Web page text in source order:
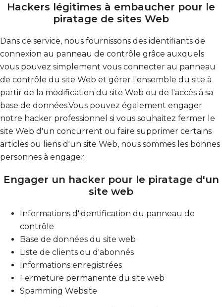
Hackers légitimes à embaucher pour le
piratage de sites Web
Dans ce service, nous fournissons des identifiants de
connexion au panneau de contrôle grâce auxquels
vous pouvez simplement vous connecter au panneau
de contrôle du site Web et gérer l'ensemble du site à
partir de la modification du site Web ou de l'accès à sa
base de données.Vous pouvez également engager
notre hacker professionnel si vous souhaitez fermer le
site Web d'un concurrent ou faire supprimer certains
articles ou liens d'un site Web, nous sommes les bonnes
personnes à engager.
Engager un hacker pour le piratage d'un
site web
Informations d'identification du panneau de
contrôle
Base de données du site web
Liste de clients ou d'abonnés
Informations enregistrées
Fermeture permanente du site web
Spamming Website